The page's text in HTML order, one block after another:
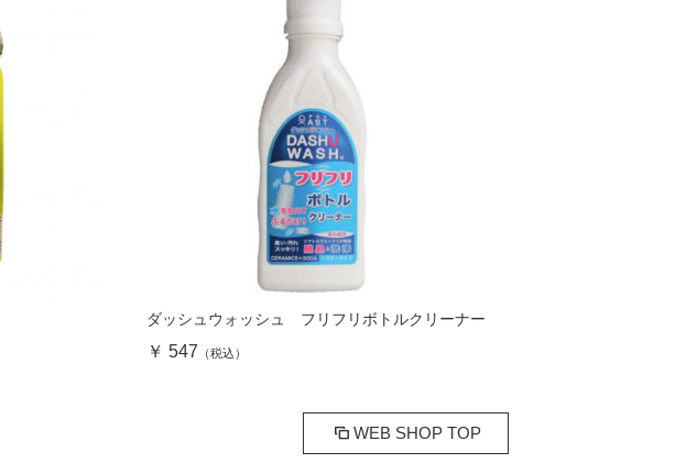
ダッシュウォッシュ フリフリボトルクリーナー
￥ 547 （税込）
WEB SHOP TOP